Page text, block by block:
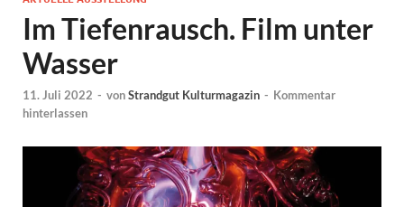
Im Tiefenrausch. Film unter
Wasser
11. Juli 2022 - vonStrandgut Kulturmagazin - Kommentar
hinterlassen